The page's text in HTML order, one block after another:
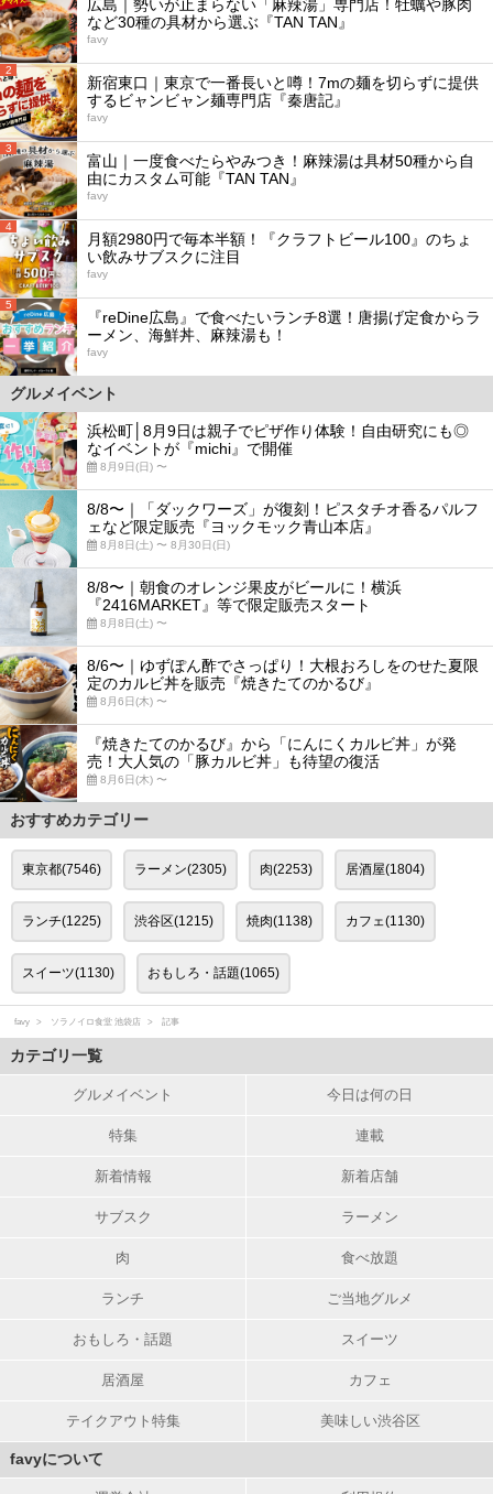
広島｜勢いが止まらない「麻辣湯」専門店！牡蠣や豚肉
など30種の具材から選ぶ『TAN TAN』
favy
2
新宿東口｜東京で一番長いと噂！7mの麺を切らずに提供
するビャンビャン麺専門店『秦唐記』
favy
3
富山｜一度食べたらやみつき！麻辣湯は具材50種から自
由にカスタム可能『TAN TAN』
favy
4
月額2980円で毎本半額！『クラフトビール100』のちょ
い飲みサブスクに注目
favy
5
『reDine広島』で食べたいランチ8選！唐揚げ定食からラ
ーメン、海鮮丼、麻辣湯も！
favy
グルメイベント
浜松町│8月9日は親子でピザ作り体験！自由研究にも◎
なイベントが『michi』で開催
8月9日(日) 〜
8/8〜｜「ダックワーズ」が復刻！ピスタチオ香るパルフ
ェなど限定販売『ヨックモック青山本店』
8月8日(土) 〜 8月30日(日)
8/8〜｜朝食のオレンジ果皮がビールに！横浜
『2416MARKET』等で限定販売スタート
8月8日(土) 〜
8/6〜｜ゆずぽん酢でさっぱり！大根おろしをのせた夏限
定のカルビ丼を販売『焼きたてのかるび』
8月6日(木) 〜
『焼きたてのかるび』から「にんにくカルビ丼」が発
売！大人気の「豚カルビ丼」も待望の復活
8月6日(木) 〜
おすすめカテゴリー
東京都(7546) ラーメン(2305) 肉(2253) 居酒屋(1804)
ランチ(1225) 渋谷区(1215) 焼肉(1138) カフェ(1130)
スイーツ(1130) おもしろ・話題(1065)
favy ソラノイロ食堂 池袋店 記事
カテゴリ一覧
グルメイベント 今日は何の日
特集 連載
新着情報 新着店舗
サブスク ラーメン
肉 食べ放題
ランチ ご当地グルメ
おもしろ・話題 スイーツ
居酒屋 カフェ
テイクアウト特集 美味しい渋谷区
favyについて